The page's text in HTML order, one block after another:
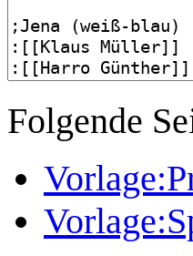
Folgende